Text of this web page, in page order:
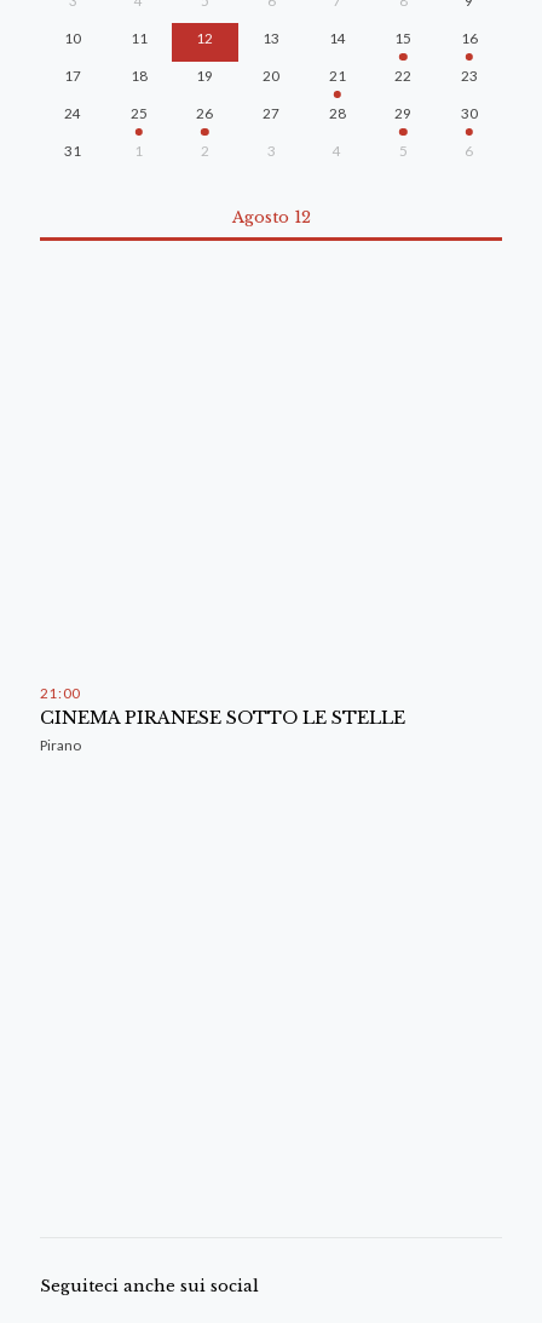
10 11 12 13 14 15 16
17 18 19 20 21 22 23
24 25 26 27 28 29 30
31 1 2 3 4 5 6
Agosto 12
21 : 00
CINEMA PIRANESE SOTTO LE STELLE
Pirano
Seguiteci anche sui social